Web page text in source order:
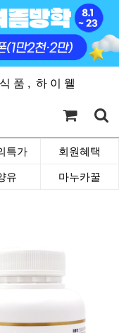
품 , 하 이 웰
특가 회원혜택
유 마누카꿀